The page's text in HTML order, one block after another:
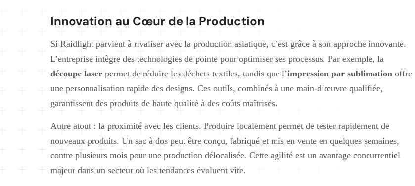
Innovation au Cœur de la Production
Si Raidlight parvient à rivaliser avec la production asiatique, c’est grâce à son approche innovante.
L’entreprise intègre des technologies de pointe pour optimiser ses processus. Par exemple, la
découpe laser permet de réduire les déchets textiles, tandis que l’impression par sublimation offre
une personnalisation rapide des designs. Ces outils, combinés à une main-d’œuvre qualifiée,
garantissent des produits de haute qualité à des coûts maîtrisés.
Autre atout : la proximité avec les clients. Produire localement permet de tester rapidement de
nouveaux produits. Un sac à dos peut être conçu, fabriqué et mis en vente en quelques semaines,
contre plusieurs mois pour une production délocalisée. Cette agilité est un avantage concurrentiel
majeur dans un secteur où les tendances évoluent vite.